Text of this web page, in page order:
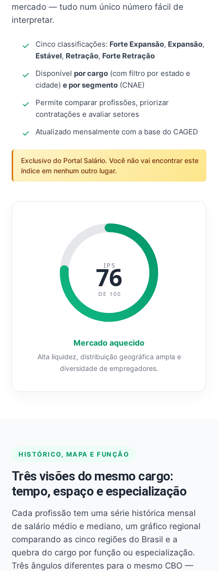
mercado — tudo num único número fácil de
interpretar.
Cinco classificações: Forte Expansão, Expansão,
Estável, Retração, Forte Retração
Disponível por cargo (com filtro por estado e
cidade) e por segmento (CNAE)
Permite comparar profissões, priorizar
contratações e avaliar setores
Atualizado mensalmente com a base do CAGED
Exclusivo do Portal Salário. Você não vai encontrar este
índice em nenhum outro lugar.
IPS
76
DE 100
Mercado aquecido
Alta liquidez, distribuição geográfica ampla e
diversidade de empregadores.
HISTÓRICO, MAPA E FUNÇÃO
Três visões do mesmo cargo:
tempo, espaço e especialização
Cada profissão tem uma série histórica mensal
de salário médio e mediano, um gráfico regional
comparando as cinco regiões do Brasil e a
quebra do cargo por função ou especialização.
Três ângulos diferentes para o mesmo CBO —